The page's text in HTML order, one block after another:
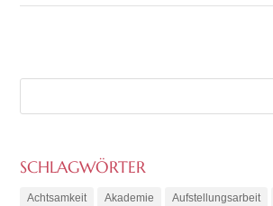
SCHLAGWÖRTER
Achtsamkeit Akademie Aufstellungsarbeit